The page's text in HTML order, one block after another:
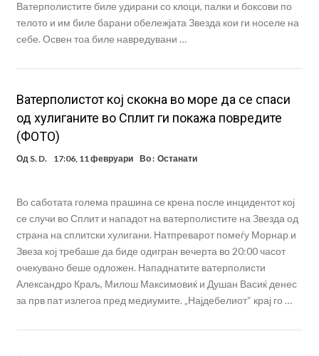
Ватерполистите биле удирани со клоци, палки и боксови по
телото и им биле барани обележјата Звезда кои ги носеле на
себе. Освен тоа биле навредувани …
Ватерполистот кој скокна во море да се спаси
од хулиганите во Сплит ги покажа повредите
(ФОТО)
Од S. D. 17:06, 11 февруари Во : Останати
Во саботата голема прашина се крена после инцидентот кој
се случи во Сплит и нападот на ватерполистите на Звезда од
страна на сплитски хулигани. Натпреварот помеѓу Морнар и
Звеза кој требаше да биде одигран вечерта во 20:00 часот
очекувано беше одложен. Нападнатите ватерполисти
Александро Краљ, Милош Максимовиќ и Душан Васиќ денес
за прв пат излегоа пред медиумите. „Најдебелиот“ крај го …